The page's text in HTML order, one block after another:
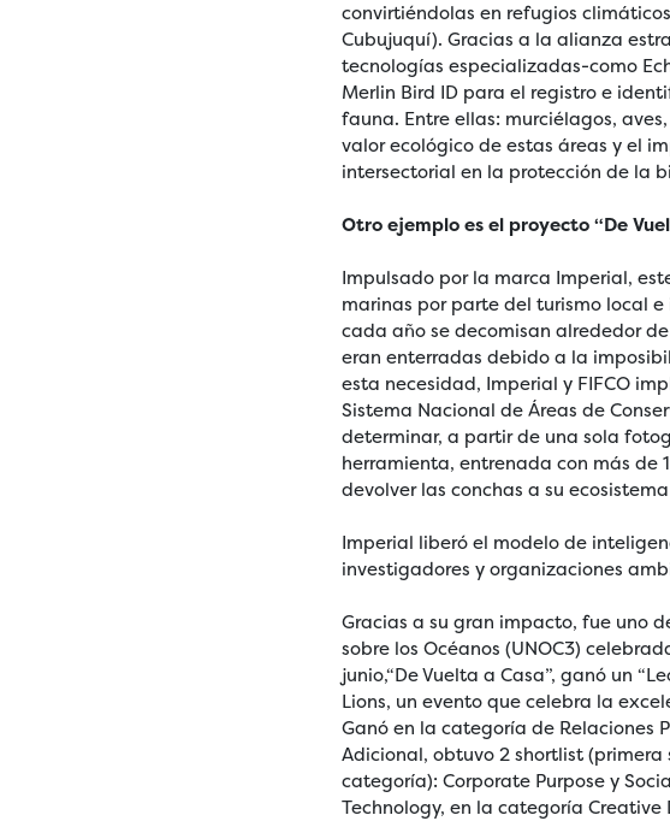
convirtiéndolas en refugios
Cubujuquí). Gracias a la alianza
tecnologías especializadas-como
Merlin Bird ID para el registro e
fauna. Entre ellas: murciélagos,
valor ecológico de estas áreas y el
intersectorial en la protección de la
Otro ejemplo es el proyecto “De
Impulsado por la marca Imperial,
marinas por parte del turismo local e
cada año se decomisan alrededor
eran enterradas debido a la
esta necesidad, Imperial y FIFCO
Sistema Nacional de Áreas de
determinar, a partir de una sola
herramienta, entrenada con más de
devolver las conchas a su
Imperial liberó el modelo de
investigadores y organizaciones
Gracias a su gran impacto, fue uno
sobre los Océanos (UNOC3)
junio,“De Vuelta a Casa”, ganó un
Lions, un evento que celebra la
Ganó en la categoría de Relaciones
Adicional, obtuvo 2 shortlist
categoría): Corporate Purpose y
Technology, en la categoría Creative